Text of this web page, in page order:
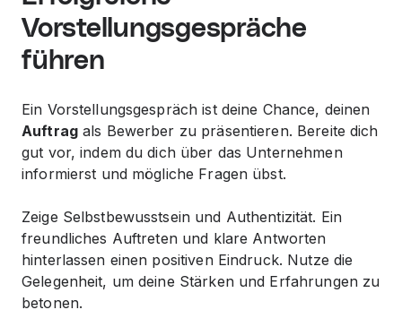
Vorstellungsgespräche
führen
Ein Vorstellungsgespräch ist deine Chance, deinen
Auftragals Bewerber zu präsentieren. Bereite dich
gut vor, indem du dich über das Unternehmen
informierst und mögliche Fragen übst.
Zeige Selbstbewusstsein und Authentizität. Ein
freundliches Auftreten und klare Antworten
hinterlassen einen positiven Eindruck. Nutze die
Gelegenheit, um deine Stärken und Erfahrungen zu
betonen.